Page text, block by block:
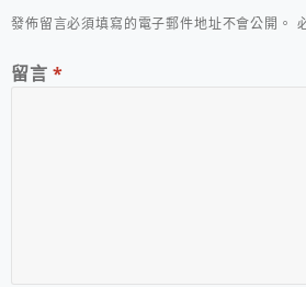
發佈留言必須填寫的電子郵件地址不會公開。
留言 *